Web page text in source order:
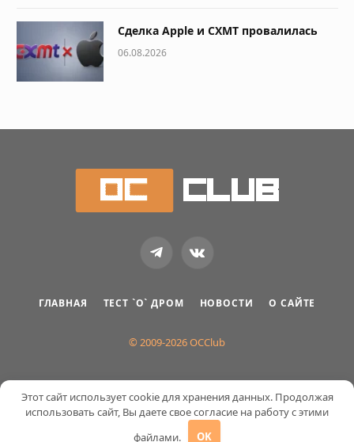
Сделка Apple и CXMT провалилась
06.08.2026
TelegramVKontakte
ГЛАВНАЯ ТЕСТ `О` ДРОМ НОВОСТИ О САЙТЕ
© 2009-2026 OCClub
Этот сайт использует cookie для хранения данных. Продолжая
использовать сайт, Вы даете свое согласие на работу с этими
файлами.
OK